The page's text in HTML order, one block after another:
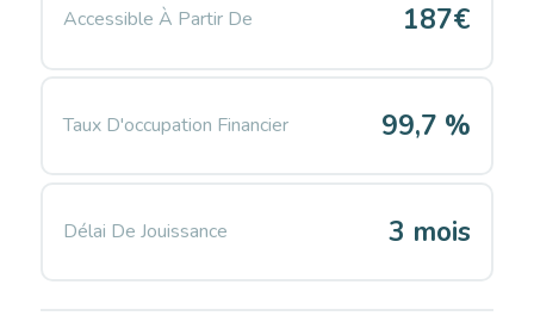
Accessible À Partir De 187€
Taux D'occupation Financier 99,7 %
Délai De Jouissance 3 mois